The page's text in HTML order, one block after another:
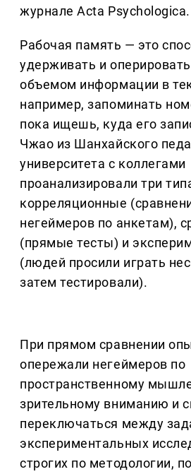
журнале Acta Psychologica.
Рабочая память — это
удерживать и
объемом информации в
например, запоминать
пока ищешь, куда его
Чжао из Шанхайского
университета с коллегами
проанализировали три
корреляционные
негеймеров по анкетам),
(прямые тесты) и
(людей просили играть
затем тестировали).
При прямом сравнении
опережали негеймеров по
пространственному
зрительному вниманию и
переключаться между
экспериментальных
строгих по методологии,